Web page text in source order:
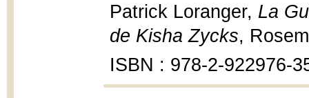
Patrick Loranger, La
de Kisha Zycks,
ISBN : 978-2-922976-